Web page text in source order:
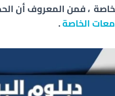
الخاصة ، فمن المعروف
الخاصة.